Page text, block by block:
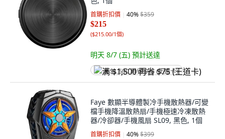
首購折扣價 40%$359
$215
($215.00/1個)
明天 8/7 (五) 預計送達
满 $1,500 再省 $75 (王道卡)
Faye 數顯半導體製冷手機散熱器/可變
檔手機降溫散熱扇/手機極速冷凍散熱
器/冷卻器/手機風扇 SL09, 黑色, 1個
首購折扣價 40%$399